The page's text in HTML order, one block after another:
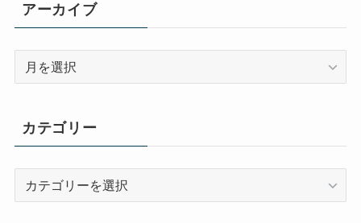
アーカイブ
ブ
カテゴリー